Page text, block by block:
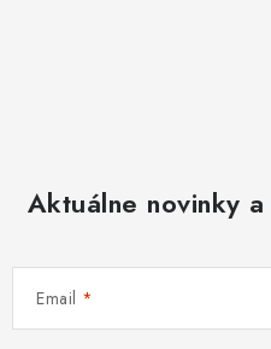
Aktuálne novinky
Email